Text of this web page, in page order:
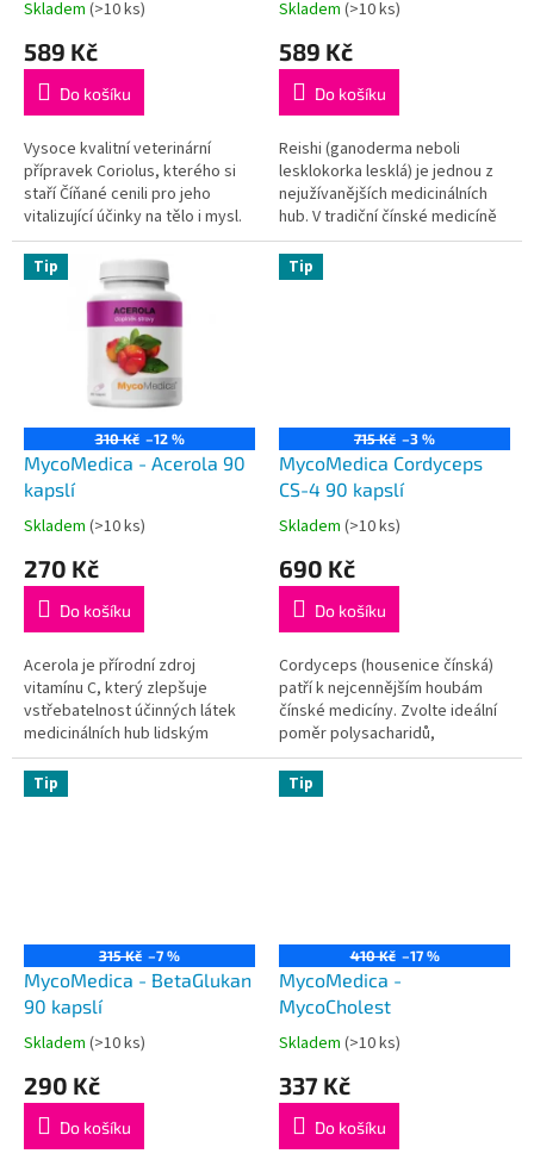
Průměrné
produktu
5,0
5
hvězdiček.
Skladem (>10 ks)
589 Kč
Do košíku
Vysoce kvalitní veterinární
přípravek Coriolus, kterého si
staří Číňané cenili pro jeho
vitalizující účinky na tělo i mysl.
Tradiční medicína věří v jeho
podpůrné vlastnosti při léčbě
nádorových
onemocnění.Coriolus
nemůžeme nabízet jako
doplněk stravy na základě
absurdní vyhlášky EU.
Průměrné
produktu
5,0
5
hvězdiček.
Skladem (>10 ks)
589 Kč
Do košíku
Reishi (ganoderma neboli
lesklokorka lesklá) je jednou z
nejužívanějších medicinálních
hub. V tradiční čínské medicíně
se využívá po tisíciletí pro své
vitalizující účinky. Zvolte ideální
poměr polysacharidů,
Tip
310 Kč –12 %
MycoMedica - Acerola 90
kapslí
Průměrné
produktu
5,0
5
hvězdiček.
Skladem (>10 ks)
270 Kč
Do košíku
Acerola je přírodní zdroj
vitamínu C, který zlepšuje
vstřebatelnost účinných látek
medicinálních hub lidským
organismem. Pokud užíváte
medicinální houby,
doporučujeme přidat k nim 1
Tip
715 Kč –3 %
MycoMedica Cordyceps
CS-4 90 kapslí
Průměrné
produktu
4,9
5
hvězdiček.
Skladem (>10 ks)
690 Kč
Do košíku
Cordyceps (housenice čínská)
patří k nejcennějším houbám
čínské medicíny. Zvolte ideální
poměr polysacharidů,
cordycepinu, D-manitolu a
dalších bioaktivních látek pro
nejlepší výsledky.
Tip
315 Kč –7 %
MycoMedica - BetaGlukan
90 kapslí
Průměrné
produktu
5,0
Skladem (>10 ks)
290 Kč
Do košíku
Tip
410 Kč –17 %
MycoMedica -
MycoCholest
Průměrné
produktu
4,8
Skladem (>10 ks)
337 Kč
Do košíku